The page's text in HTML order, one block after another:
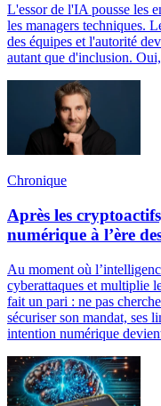
L'essor de l'IA pousse les
les managers techniques.
des équipes et l'autorité
autant que d'inclusion.
Chronique
Après les
numérique à l’ère
Au moment où
cyberattaques et multiplie
fait un pari : ne pas
sécuriser son mandat, ses
intention numérique